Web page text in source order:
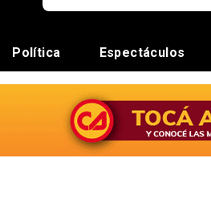
Política Espectáculos